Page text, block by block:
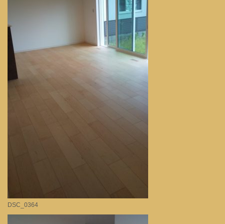
DSC_0364